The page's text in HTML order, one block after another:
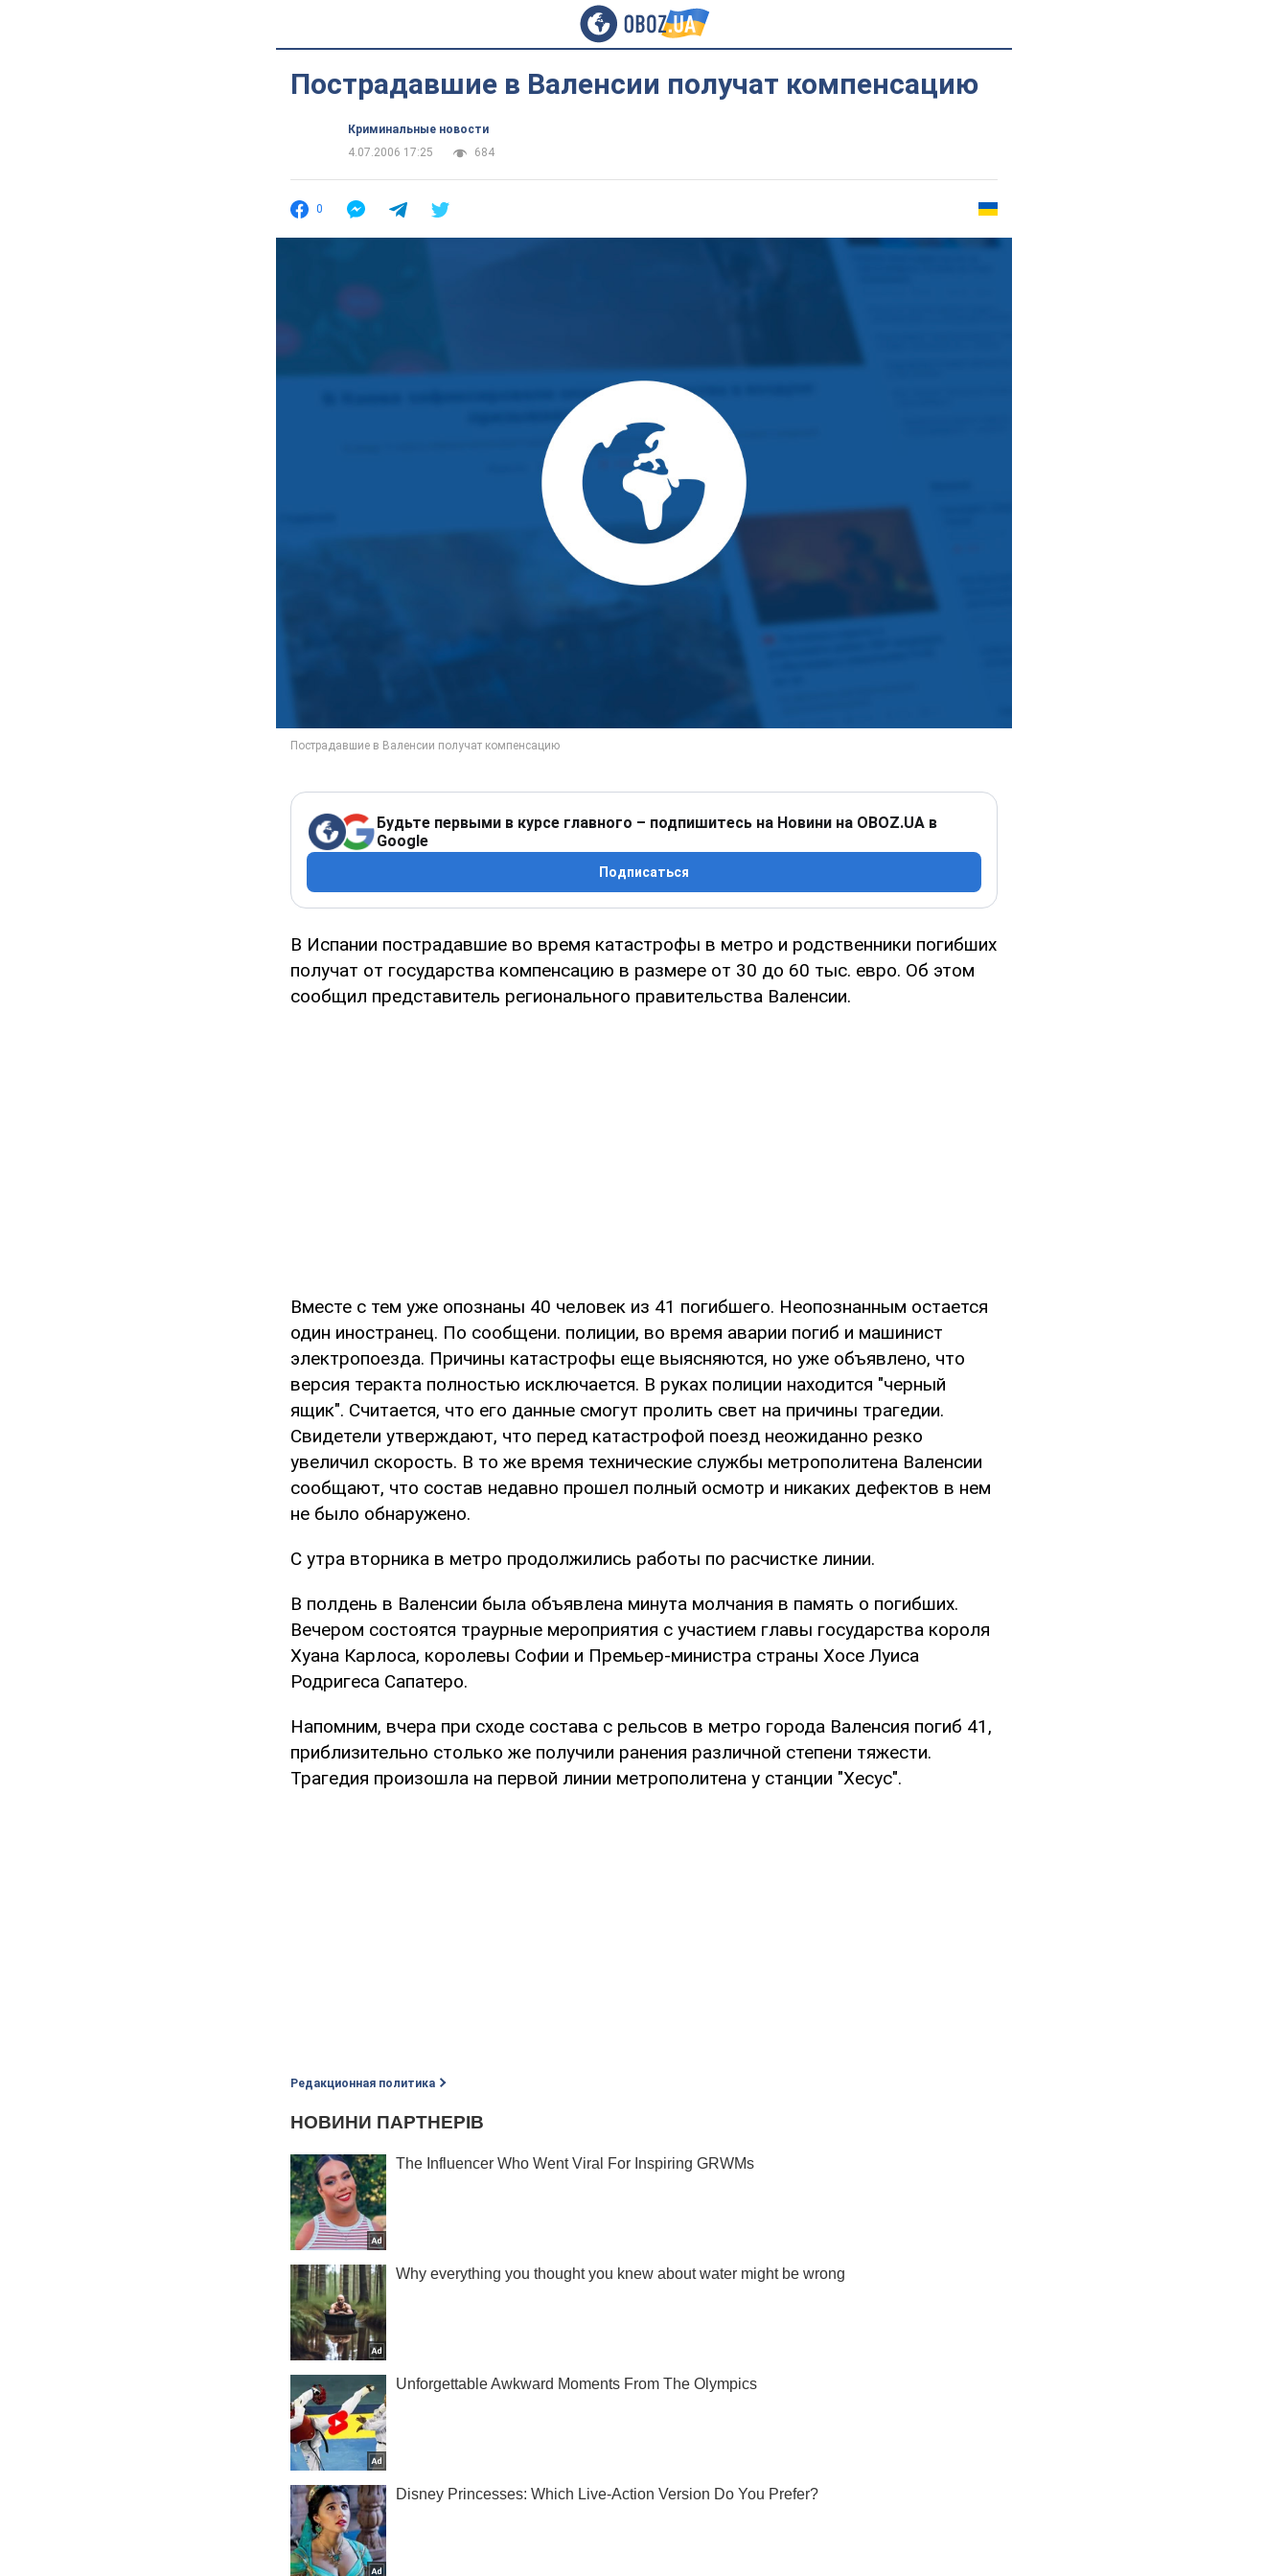
Пострадавшие в Валенсии получат компенсацию
Криминальные новости
4.07.2006 17:25
684
0
Будьте первыми в курсе главного – подпишитесь на Новини на OBOZ.UA в
Google
Подписаться
В Испании пострадавшие во время катастрофы в метро и родственники погибших
получат от государства компенсацию в размере от 30 до 60 тыс. евро. Об этом
сообщил представитель регионального правительства Валенсии.
Вместе с тем уже опознаны 40 человек из 41 погибшего. Неопознанным остается
один иностранец. По сообщени. полиции, во время аварии погиб и машинист
электропоезда. Причины катастрофы еще выясняются, но уже объявлено, что
версия теракта полностью исключается. В руках полиции находится "черный
ящик". Считается, что его данные смогут пролить свет на причины трагедии.
Свидетели утверждают, что перед катастрофой поезд неожиданно резко
увеличил скорость. В то же время технические службы метрополитена Валенсии
сообщают, что состав недавно прошел полный осмотр и никаких дефектов в нем
не было обнаружено.
С утра вторника в метро продолжились работы по расчистке линии.
В полдень в Валенсии была объявлена минута молчания в память о погибших.
Вечером состоятся траурные мероприятия с участием главы государства короля
Хуана Карлоса, королевы Софии и Премьер-министра страны Хосе Луиса
Родригеса Сапатеро.
Напомним, вчера при сходе состава с рельсов в метро города Валенсия погиб 41,
приблизительно столько же получили ранения различной степени тяжести.
Трагедия произошла на первой линии метрополитена у станции "Хесус".
Редакционная политика